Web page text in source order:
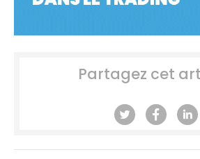
Partagez cet